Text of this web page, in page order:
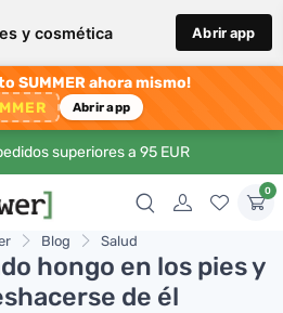
y cosmética Abrir app
SUMMER ahora mismo!
Abrir app
superiores a 95 EUR
0
Blog Salud
hongo en los pies y
de él